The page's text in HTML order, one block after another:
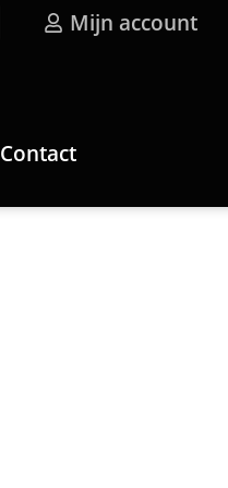
Mijn account
Contact